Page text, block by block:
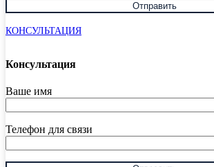
КОНСУЛЬТАЦИЯ
Консультация
Ваше имя
Телефон для связи